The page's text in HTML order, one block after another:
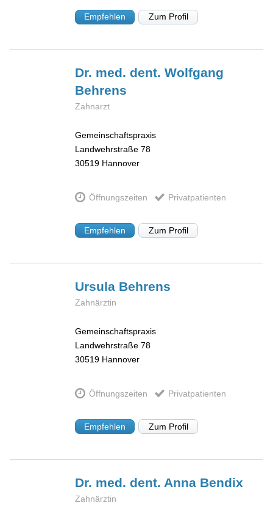
Empfehlen Zum Profil
Dr. med. dent. Wolfgang
Behrens
Zahnarzt
Gemeinschaftspraxis
Landwehrstraße 78
30519 Hannover
Öffnungszeiten Privatpatienten
Empfehlen Zum Profil
Ursula Behrens
Zahnärztin
Gemeinschaftspraxis
Landwehrstraße 78
30519 Hannover
Öffnungszeiten Privatpatienten
Empfehlen Zum Profil
Dr. med. dent. Anna Bendix
Zahnärztin